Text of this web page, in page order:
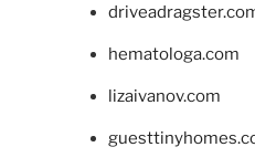
hematologa.com
lizaivanov.com